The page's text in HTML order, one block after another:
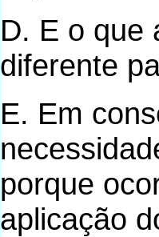
D. E o que
diferente
E. Em
porque
aplicação